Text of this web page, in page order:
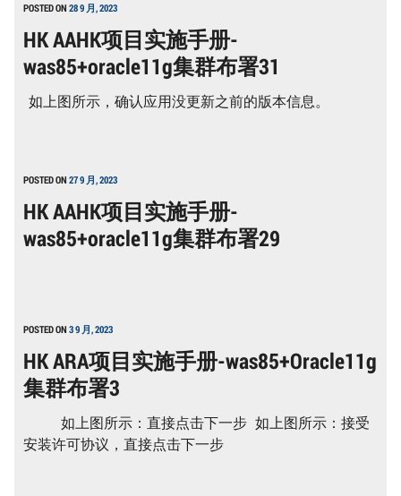
POSTED ON 28 9 月, 2023
HK AAHK项目实施手册-
was85+oracle11g集群布署31
如上图所示，确认应用没更新之前的版本信息。
POSTED ON 27 9 月, 2023
HK AAHK项目实施手册-
was85+oracle11g集群布署29
POSTED ON 3 9 月, 2023
HK ARA项目实施手册-was85+Oracle11g
集群布署3
如上图所示：直接点击下一步 如上图所示：接受
安装许可协议，直接点击下一步